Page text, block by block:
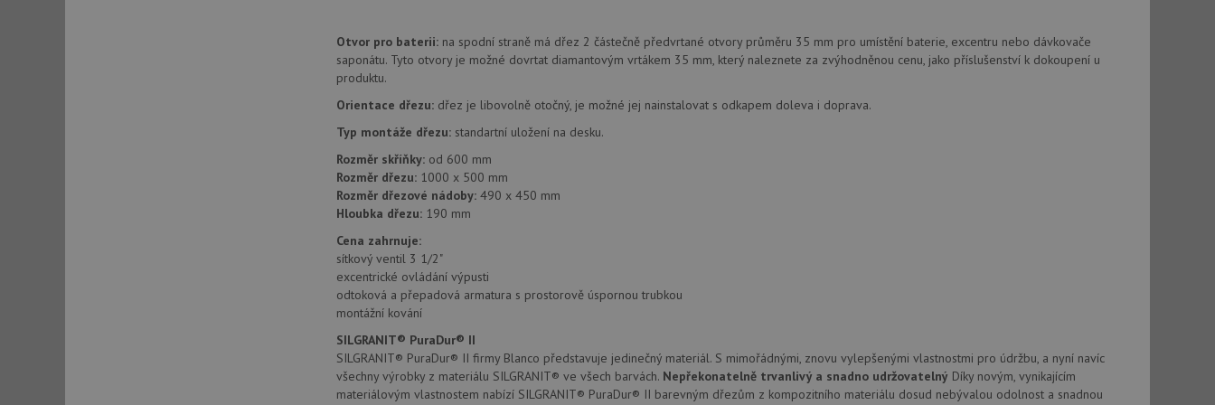
Otvor pro baterii: na spodní straně má dřez 2 částečně předvrtané otvory průměru 35 mm pro umístění baterie, excentru nebo dávkovače
saponátu. Tyto otvory je možné dovrtat diamantovým vrtákem 35 mm, který naleznete za zvýhodněnou cenu, jako příslušenství k dokoupení u
produktu.
Orientace dřezu: dřez je libovolně otočný, je možné jej nainstalovat s odkapem doleva i doprava.
Typ montáže dřezu: standartní uložení na desku.
Rozměr skříňky: od 600 mm
Rozměr dřezu: 1000 x 500 mm
Rozměr dřezové nádoby: 490 x 450 mm
Hloubka dřezu: 190 mm
Cena zahrnuje:
sítkový ventil 3 1/2"
excentrické ovládání výpusti
odtoková a přepadová armatura s prostorově úspornou trubkou
montážní kování
SILGRANIT® PuraDur® II
SILGRANIT® PuraDur® II firmy Blanco představuje jedinečný materiál. S mimořádnými, znovu vylepšenými vlastnostmi pro údržbu, a nyní navíc
všechny výrobky z materiálu SILGRANIT® ve všech barvách. Nepřekonatelně trvanlivý a snadno udržovatelný Díky novým, vynikajícím
materiálovým vlastnostem nabízí SILGRANIT® PuraDur® II barevným dřezům z kompozitního materiálu dosud nebývalou odolnost a snadnou
.seznam.cz
4 týdny 2
dny
Toto je velmi běžný název souboru cookie, ale pokud je
nalezen jako soubor cookie relace, bude pravděpodobně
.drezy-
4 týdny 2
Toto je velmi běžný název souboru cookie, ale pokud je
test_cookie
Google LLC
.doubleclick.net
Google LLC
.youtube.com
_gcl_au
blanco.cz
__Secure-ROLLOUT_TOKEN
VISITOR_INFO1_LIVE
Google LLC
.youtube.com
uživatelských předvoleb pro videa Youtube vložená do
webů; může také určit, zda návštěvník webu používá novou
nebo starou verzi rozhraní Youtube.